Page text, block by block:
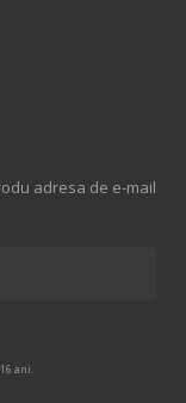
adresa de e-mail
ani.